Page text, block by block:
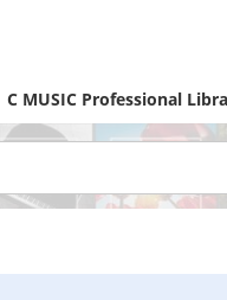
C MUSIC Professional